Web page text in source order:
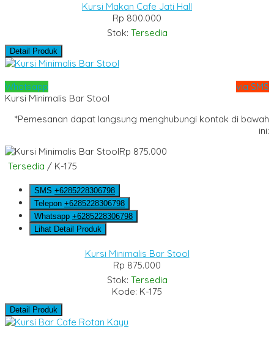
Kursi Makan Cafe Jati Hall
Rp 800.000
Stok: Tersedia
Detail Produk
Whatsapp
via SMS
Kursi Minimalis Bar Stool
*Pemesanan dapat langsung menghubungi kontak di bawah
ini:
Rp 875.000
Tersedia / K-175
SMS +6285228306798
Telepon +6285228306798
Whatsapp +6285228306798
Lihat Detail Produk
Kursi Minimalis Bar Stool
Rp 875.000
Stok: Tersedia
Kode: K-175
Detail Produk